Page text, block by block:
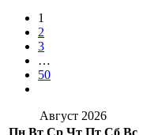
1
2
3
…
50
Август 2026
Пн Вт Ср Чт Пт Сб Вс